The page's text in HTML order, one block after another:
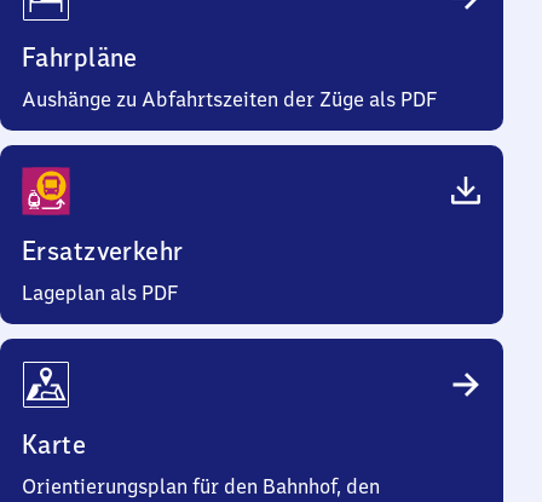
Fahrpläne
Aushänge zu Abfahrtszeiten der Züge als PDF
Ersatzverkehr
Lageplan als PDF
Karte
Orientierungsplan für den Bahnhof, den